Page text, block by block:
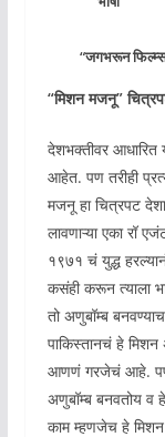
“जगभरून
“मिशन मजनू”
देशभक्तीवर आधारित
आहेत. पण तरीही
मजनू हा चित्रपट
लावणाऱ्या एका रॉ
१९७१ चं युद्ध
कसंही करून त्याला
तो अणुबॉम्ब
पाकिस्तानचं हे मिशन
आणणं गरजेचं आहे. पण
अणुबॉम्ब बनवतोय व
काम म्हणजेच हे मिशन